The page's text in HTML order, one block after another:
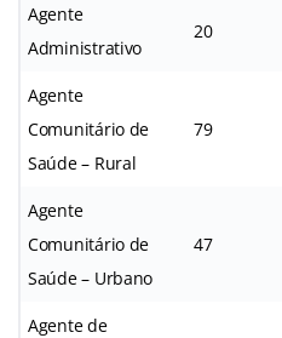
Agente
Administrativo
20
Agente
Comunitário de
Saúde – Rural
79
Agente
Comunitário de
Saúde – Urbano
47
Agente de